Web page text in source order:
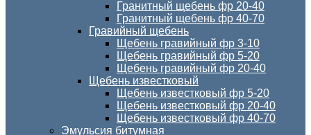
Гранитный щебень фр 20-40
Гранитный щебень фр 40-70
Гравийный щебень
Щебень гравийный фр 3-10
Щебень гравийный фр 5-20
Щебень гравийный фр 20-40
Щебень известковый
Щебень известковый фр 5-20
Щебень известковый фр 20-40
Щебень известковый фр 40-70
Эмульсия битумная